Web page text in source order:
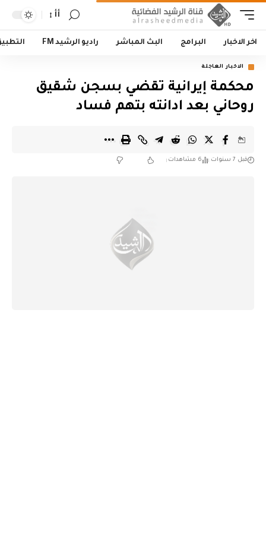
أأ
اخر الاخبار البرامج البث المباشر راديو الرشيد FM
الاخبار العاجلة
محكمة إيرانية تقضي بسجن شقيق
روحاني بعد ادانته بتهم فساد
قبل 7 سنوات 6 مشاهدات